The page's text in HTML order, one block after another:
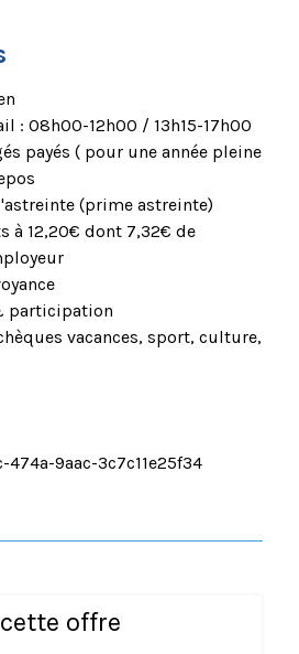
: 08h00-12h00 / 13h15-17h00
payés ( pour une année pleine
(prime astreinte)
à 12,20€ dont 7,32€ de
participation
vacances, sport, culture,
9aac-3c7c11e25f34
offre